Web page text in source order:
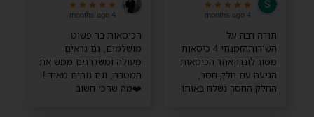
4 months ago
תודה רבה על
השירותהזמנתי 4 כיסאות
מסוג לונדוןאחד הכיסאות
הגיעה עם חלק חסר,
החלק החסר נשלח באותו
4 months ago
הכיסאות בר פשוט
מושלמים, גם נראים
מעולה ומשדרגים ממש את
המטבח, וגם נוחים מאוד !
❤️מה שהכי חשוב